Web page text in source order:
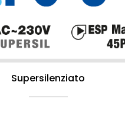
Supersilenziato